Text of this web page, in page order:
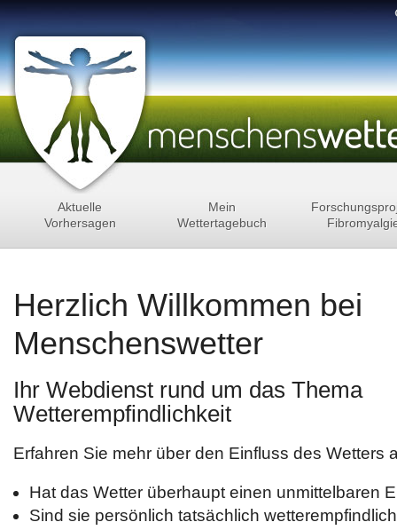
Aktuelle
Vorhersagen
Mein
Wettertagebuch
Herzlich Willkommen bei
Menschenswetter
Ihr Webdienst rund um das Thema
Wetterempfindlichkeit
Erfahren Sie mehr über den Einfluss des Wetters
Hat das Wetter überhaupt einen unmittelbaren
Sind sie persönlich tatsächlich